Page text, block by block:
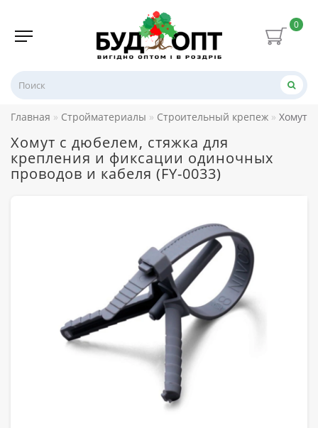
0
Главная Стройматериалы Строительный крепеж Хомут
Хомут с дюбелем, стяжка для
крепления и фиксации одиночных
проводов и кабеля (FY-0033)